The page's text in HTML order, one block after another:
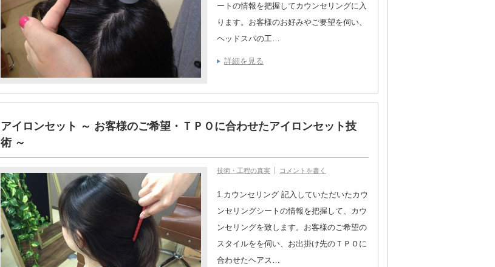
ートの情報を把握してカウンセリングに入
ります。お客様のお好みやご要望を伺い、
ヘッドスパの工…
詳細を見る
アイロンセット ～ お客様のご希望・ＴＰＯに合わせたアイロンセット技
術 ～
技術・工程の真実 コメントを書く
1.カウンセリング 記入していただいたカウ
ンセリングシートの情報を把握して、カウ
ンセリングを致します。お客様のご希望の
スタイルをを伺い、お出掛け先のＴＰＯに
合わせたヘアス…